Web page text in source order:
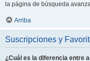
la página de búsqueda
Arriba
Suscripciones y
¿Cuál es la diferencia entre